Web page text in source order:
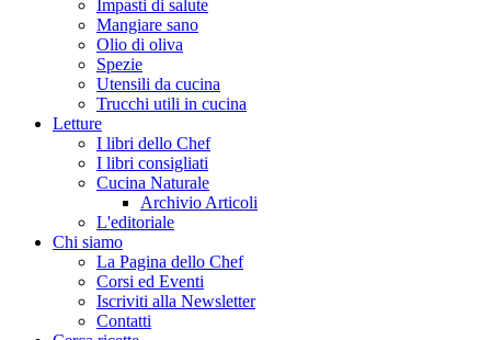
Impasti di salute
Mangiare sano
Olio di oliva
Spezie
Utensili da cucina
Trucchi utili in cucina
Letture
I libri dello Chef
I libri consigliati
Cucina Naturale
Archivio Articoli
L'editoriale
Chi siamo
La Pagina dello Chef
Corsi ed Eventi
Iscriviti alla Newsletter
Contatti